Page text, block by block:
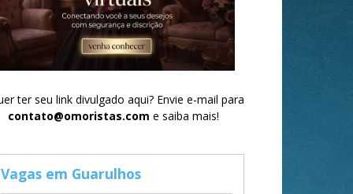
ter seu link divulgado aqui? Envie e-mail para
contato@omoristas.com e saiba mais!
Vagas em Guarulhos